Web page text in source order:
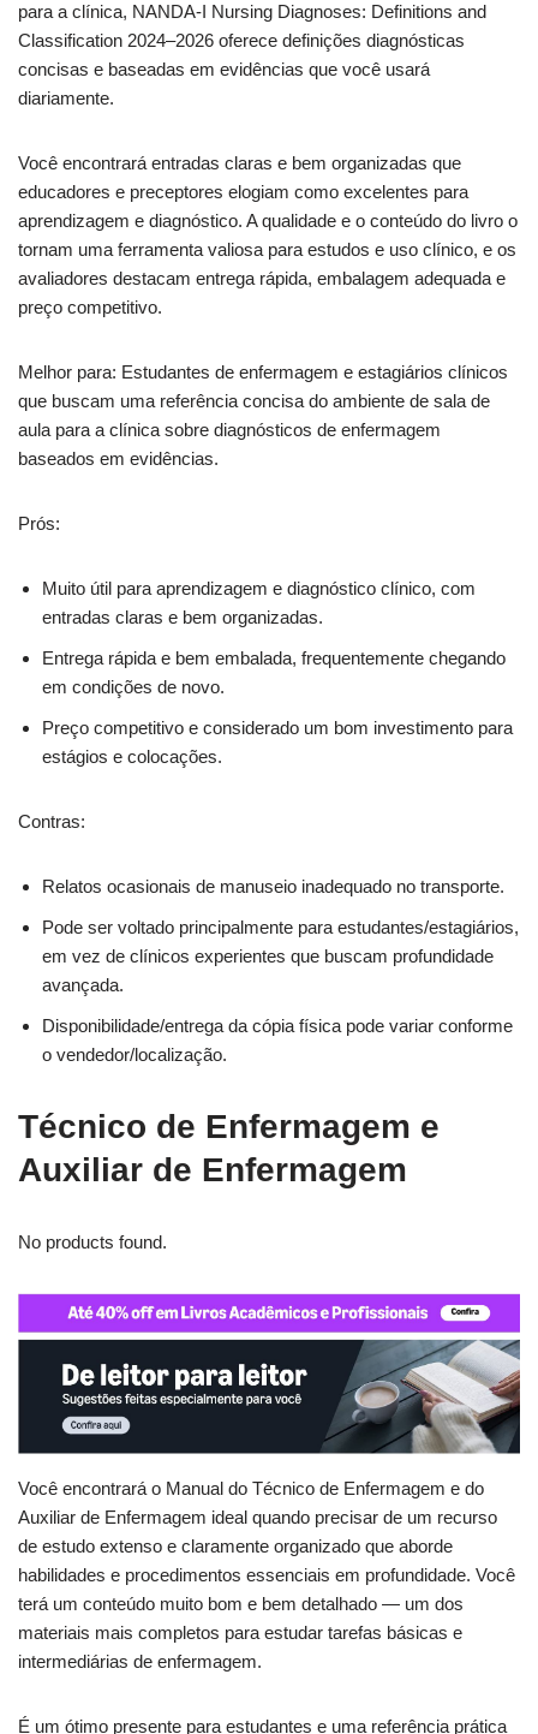
para a clínica, NANDA-I Nursing Diagnoses: Definitions and
Classification 2024–2026 oferece definições diagnósticas
concisas e baseadas em evidências que você usará
diariamente.
Você encontrará entradas claras e bem organizadas que
educadores e preceptores elogiam como excelentes para
aprendizagem e diagnóstico. A qualidade e o conteúdo do livro o
tornam uma ferramenta valiosa para estudos e uso clínico, e os
avaliadores destacam entrega rápida, embalagem adequada e
preço competitivo.
Melhor para: Estudantes de enfermagem e estagiários clínicos
que buscam uma referência concisa do ambiente de sala de
aula para a clínica sobre diagnósticos de enfermagem
baseados em evidências.
Prós:
Muito útil para aprendizagem e diagnóstico clínico, com
entradas claras e bem organizadas.
Entrega rápida e bem embalada, frequentemente chegando
em condições de novo.
Preço competitivo e considerado um bom investimento para
estágios e colocações.
Contras:
Relatos ocasionais de manuseio inadequado no transporte.
Pode ser voltado principalmente para estudantes/estagiários,
em vez de clínicos experientes que buscam profundidade
avançada.
Disponibilidade/entrega da cópia física pode variar conforme
o vendedor/localização.
Técnico de Enfermagem e
Auxiliar de Enfermagem
No products found.
Você encontrará o Manual do Técnico de Enfermagem e do
Auxiliar de Enfermagem ideal quando precisar de um recurso
de estudo extenso e claramente organizado que aborde
habilidades e procedimentos essenciais em profundidade. Você
terá um conteúdo muito bom e bem detalhado — um dos
materiais mais completos para estudar tarefas básicas e
intermediárias de enfermagem.
É um ótimo presente para estudantes e uma referência prática